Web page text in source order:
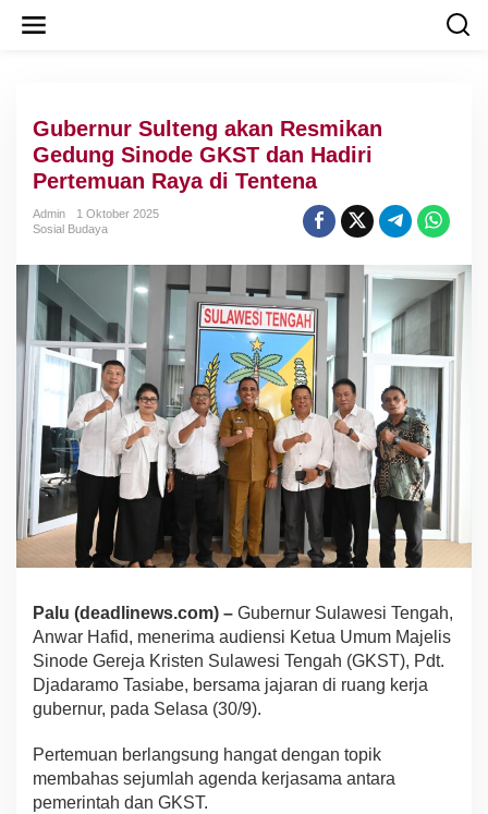
Gubernur Sulteng akan Resmikan
Gedung Sinode GKST dan Hadiri
Pertemuan Raya di Tentena
Admin
1 Oktober 2025
Sosial Budaya
Palu (deadlinews.com) – Gubernur Sulawesi Tengah,
Anwar Hafid, menerima audiensi Ketua Umum Majelis
Sinode Gereja Kristen Sulawesi Tengah (GKST), Pdt.
Djadaramo Tasiabe, bersama jajaran di ruang kerja
gubernur, pada Selasa (30/9).
Pertemuan berlangsung hangat dengan topik
membahas sejumlah agenda kerjasama antara
pemerintah dan GKST.